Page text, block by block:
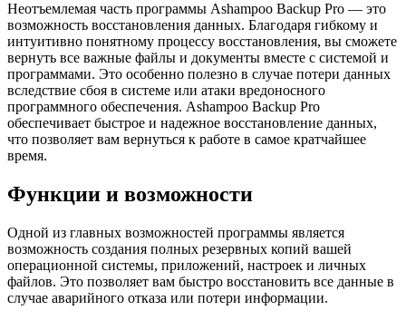
Неотъемлемая часть программы Ashampoo Backup Pro — это
возможность восстановления данных. Благодаря гибкому и
интуитивно понятному процессу восстановления, вы сможете
вернуть все важные файлы и документы вместе с системой и
программами. Это особенно полезно в случае потери данных
вследствие сбоя в системе или атаки вредоносного
программного обеспечения. Ashampoo Backup Pro
обеспечивает быстрое и надежное восстановление данных,
что позволяет вам вернуться к работе в самое кратчайшее
время.
Функции и возможности
Одной из главных возможностей программы является
возможность создания полных резервных копий вашей
операционной системы, приложений, настроек и личных
файлов. Это позволяет вам быстро восстановить все данные в
случае аварийного отказа или потери информации.